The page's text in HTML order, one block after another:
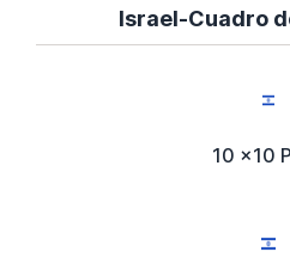
Israel-Cuadro
10 x10